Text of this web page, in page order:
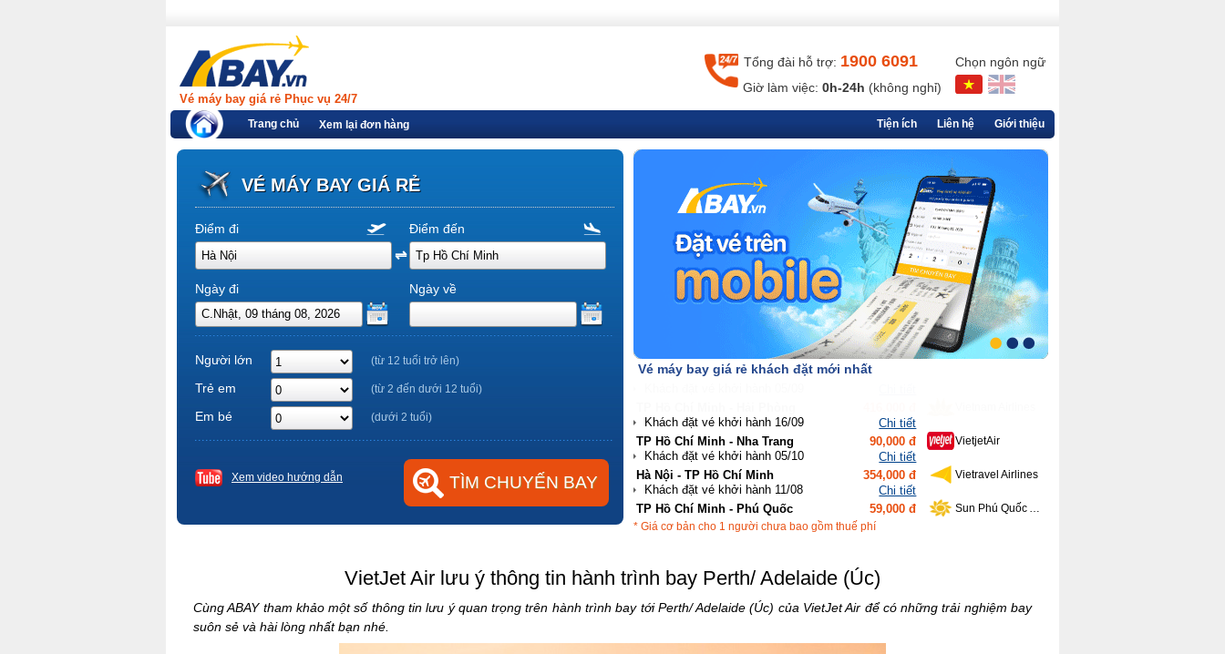
Vé máy bay giá rẻ Phục vụ 24/7
Tổng đài hỗ trợ: 1900 6091
Giờ làm việc: 0h-24h (không nghỉ)
Chọn ngôn ngữ
Trang chủ Xem lại đơn hàng Giới thiệu
Liên hệ
Tiện ích
VÉ MÁY BAY GIÁ RẺ
Điểm đi Điểm đến
Ngày đi Ngày về
Người lớn (từ 12 tuổi trở lên)
Trẻ em (từ 2 đến dưới 12 tuổi)
Em bé (dưới 2 tuổi)
Xem video hướng dẫn
Vé máy bay giá rẻ khách đặt mới nhất
Hà Nội - TP Hồ Chí Minh 354,000 đ
Chi tiết
Vietravel Airlines
TP Hồ Chí Minh - Phú Quốc 59,000 đ
Chi tiết
Sun Phú Quốc Airways
Hà Nội - Đà Nẵng 639,000 đ
Chi tiết
Bamboo Airways
* Giá cơ bản cho 1 người chưa bao gồm thuế phí
VietJet Air lưu ý thông tin hành trình bay Perth/ Adelaide (Úc)
Cùng ABAY tham khảo một số thông tin lưu ý quan trọng trên hành trình bay tới Perth/ Adelaide (Úc) của VietJet Air để có những trải nghiệm bay
suôn sẻ và hài lòng nhất bạn nhé.